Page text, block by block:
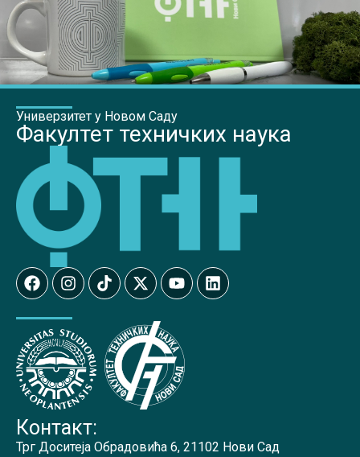
Универзитет у Новом Саду
Факултет техничких наука
Контакт:
Трг Доситеја Обрадовића 6, 21102 Нови Сад